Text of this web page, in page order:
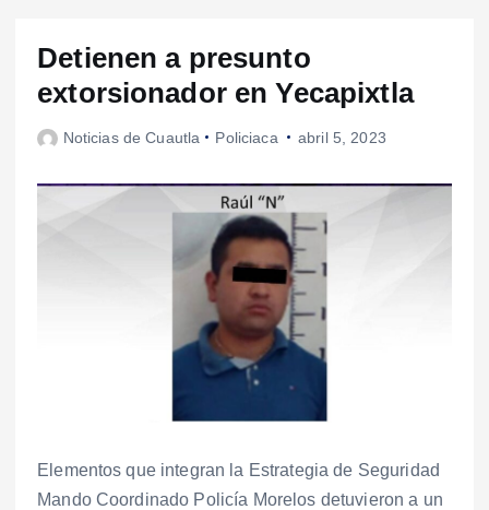
Detienen a presunto
extorsionador en Yecapixtla
Noticias de Cuautla Policiaca abril 5, 2023
Elementos que integran la Estrategia de Seguridad
Mando Coordinado Policía Morelos detuvieron a un